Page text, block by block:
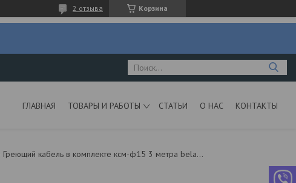
Корзина
2 отзыва
ГЛАВНАЯ ТОВАРЫ И РАБОТЫ СТАТЬИ О НАС КОНТАКТЫ
Греющий кабель в комплекте ксм-ф15 3 метра belamos